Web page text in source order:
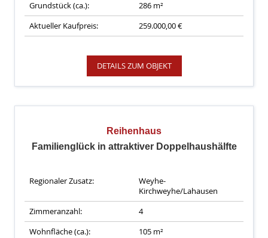
Grundstück (ca.):
286 m²
Aktueller Kaufpreis:
259.000,00 €
DETAILS ZUM OBJEKT
Reihenhaus
Familienglück in attraktiver Doppelhaushälfte
Regionaler Zusatz:
Weyhe-
Kirchweyhe/Lahausen
Zimmeranzahl:
4
Wohnfläche (ca.):
105 m²